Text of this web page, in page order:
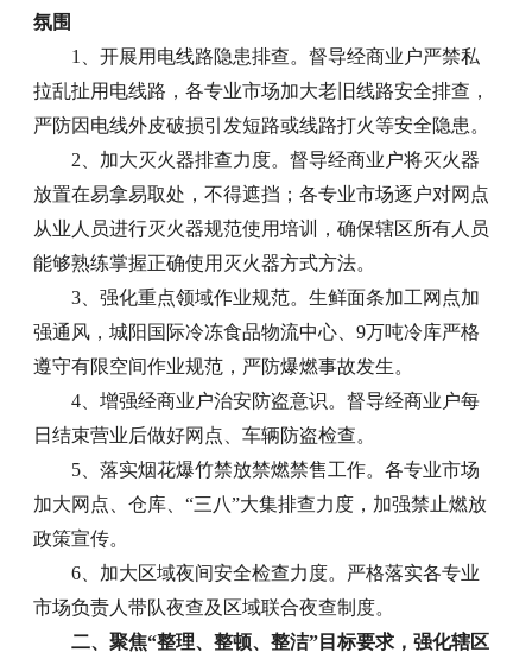
氛围
1、开展用电线路隐患排查。督导经商业户严禁私
拉乱扯用电线路，各专业市场加大老旧线路安全排查，
严防因电线外皮破损引发短路或线路打火等安全隐患。
2、加大灭火器排查力度。督导经商业户将灭火器
放置在易拿易取处，不得遮挡；各专业市场逐户对网点
从业人员进行灭火器规范使用培训，确保辖区所有人员
能够熟练掌握正确使用灭火器方式方法。
3、强化重点领域作业规范。生鲜面条加工网点加
强通风，城阳国际冷冻食品物流中心、9万吨冷库严格
遵守有限空间作业规范，严防爆燃事故发生。
4、增强经商业户治安防盗意识。督导经商业户每
日结束营业后做好网点、车辆防盗检查。
5、落实烟花爆竹禁放禁燃禁售工作。各专业市场
加大网点、仓库、“三八”大集排查力度，加强禁止燃放
政策宣传。
6、加大区域夜间安全检查力度。严格落实各专业
市场负责人带队夜查及区域联合夜查制度。
二、聚焦“整理、整顿、整洁”目标要求，强化辖区